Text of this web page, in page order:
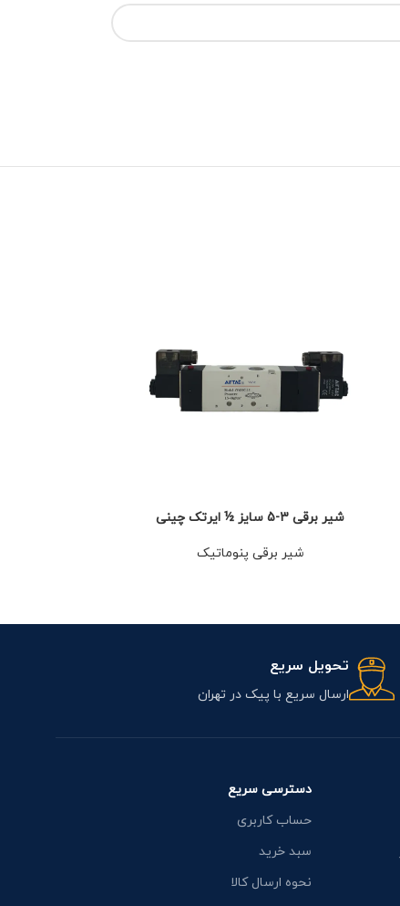
شیر برقی 3-5 سایز ½ ایرتک چینی
شیر برقی پنوماتیک
تحویل سریع
ارسال سریع با پیک در تهران
دسترسی سریع
حساب کاربری
سبد خرید
نحوه ارسال کالا